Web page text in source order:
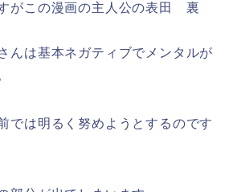
がこの漫画の主人公の表田 裏
んは基本ネガティブでメンタルが
では明るく努めようとするのです